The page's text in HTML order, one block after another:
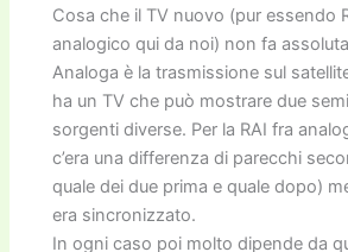
Cosa che il TV nuovo (pur essendo
analogico qui da noi) non fa
Analoga è la trasmissione sul
ha un TV che può mostrare due
sorgenti diverse. Per la RAI fra
c’era una differenza di parecchi
quale dei due prima e quale dopo)
era sincronizzato.
In ogni caso poi molto dipende da